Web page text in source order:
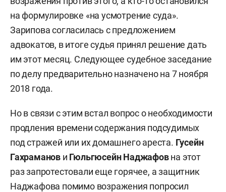
на формулировке «на усмотрение суда».
Зарипова согласилась с предложением
адвокатов, в итоге судья принял решение дать
им этот месяц. Следующее судебное заседание
по делу предварительно назначено на 7 ноября
2018 года.
Но в связи с этим встал вопрос о необходимости
продления времени содержания подсудимых
под стражей или их домашнего ареста. Гусейн
Гахраманов и Гюльгюсейн Наджафовна этот
раз запротестовали еще горячее, а защитник
Наджафова помимо возражения попросил